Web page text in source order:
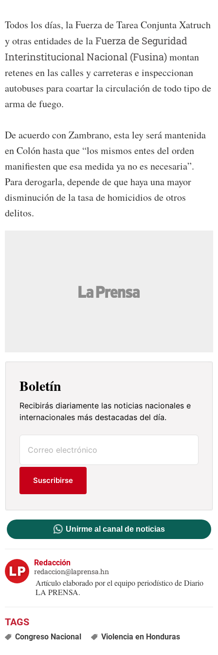
Todos los días, la Fuerza de Tarea Conjunta Xatruch
y otras entidades de laFuerza de Seguridad
Interinstitucional Nacional (Fusina)montan
retenes en las calles y carreteras e inspeccionan
autobuses para coartar la circulación de todo tipo de
arma de fuego.
De acuerdo con Zambrano, esta ley será mantenida
en Colón hasta que “los mismos entes del orden
manifiesten que esa medida ya no es necesaria”.
Para derogarla, depende de que haya una mayor
disminución de la tasa de homicidios de otros
delitos.
Boletín
Recibirás diariamente las noticias nacionales e
internacionales más destacadas del día.
Suscribirse
Unirme al canal de noticias
Redacción
redaccion@laprensa.hn
Artículo elaborado por el equipo periodístico de Diario
LA PRENSA.
Congreso Nacional Violencia en Honduras